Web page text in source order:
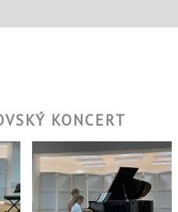
KONCERT